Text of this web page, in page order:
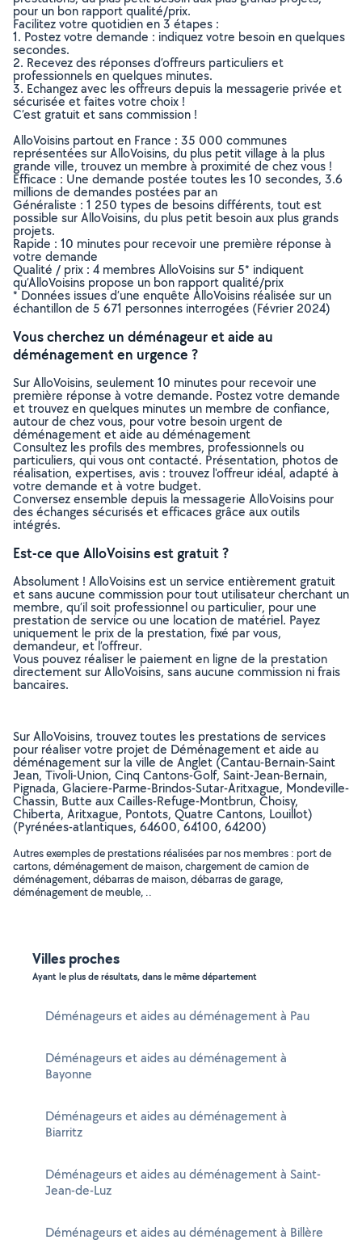
pour un bon rapport qualité/prix.
Facilitez votre quotidien en 3 étapes :
1. Postez votre demande : indiquez votre besoin en quelques
secondes.
2. Recevez des réponses d’offreurs particuliers et
professionnels en quelques minutes.
3. Echangez avec les offreurs depuis la messagerie privée et
sécurisée et faites votre choix !
C’est gratuit et sans commission !
AlloVoisins partout en France : 35 000 communes
représentées sur AlloVoisins, du plus petit village à la plus
grande ville, trouvez un membre à proximité de chez vous !
Efficace : Une demande postée toutes les 10 secondes, 3.6
millions de demandes postées par an
Généraliste : 1 250 types de besoins différents, tout est
possible sur AlloVoisins, du plus petit besoin aux plus grands
projets.
Rapide : 10 minutes pour recevoir une première réponse à
votre demande
Qualité / prix : 4 membres AlloVoisins sur 5* indiquent
qu’AlloVoisins propose un bon rapport qualité/prix
* Données issues d’une enquête AlloVoisins réalisée sur un
échantillon de 5 671 personnes interrogées (Février 2024)
Vous cherchez un déménageur et aide au
déménagement en urgence ?
Sur AlloVoisins, seulement 10 minutes pour recevoir une
première réponse à votre demande. Postez votre demande
et trouvez en quelques minutes un membre de confiance,
autour de chez vous, pour votre besoin urgent de
déménagement et aide au déménagement
Consultez les profils des membres, professionnels ou
particuliers, qui vous ont contacté. Présentation, photos de
réalisation, expertises, avis : trouvez l'offreur idéal, adapté à
votre demande et à votre budget.
Conversez ensemble depuis la messagerie AlloVoisins pour
des échanges sécurisés et efficaces grâce aux outils
intégrés.
Est-ce que AlloVoisins est gratuit ?
Absolument ! AlloVoisins est un service entièrement gratuit
et sans aucune commission pour tout utilisateur cherchant un
membre, qu’il soit professionnel ou particulier, pour une
prestation de service ou une location de matériel. Payez
uniquement le prix de la prestation, fixé par vous,
demandeur, et l’offreur.
Vous pouvez réaliser le paiement en ligne de la prestation
directement sur AlloVoisins, sans aucune commission ni frais
bancaires.
Sur AlloVoisins, trouvez toutes les prestations de services
pour réaliser votre projet de Déménagement et aide au
déménagement sur la ville de Anglet (Cantau-Bernain-Saint
Jean, Tivoli-Union, Cinq Cantons-Golf, Saint-Jean-Bernain,
Pignada, Glaciere-Parme-Brindos-Sutar-Aritxague, Mondeville-
Chassin, Butte aux Cailles-Refuge-Montbrun, Choisy,
Chiberta, Aritxague, Pontots, Quatre Cantons, Louillot)
(Pyrénées-atlantiques, 64600, 64100, 64200)
Autres exemples de prestations réalisées par nos membres : port de
cartons, déménagement de maison, chargement de camion de
déménagement, débarras de maison, débarras de garage,
déménagement de meuble, ..
Villes proches
Ayant le plus de résultats, dans le même département
Déménageurs et aides au déménagement à Pau
Déménageurs et aides au déménagement à
Bayonne
Déménageurs et aides au déménagement à
Biarritz
Déménageurs et aides au déménagement à Saint-
Jean-de-Luz
Déménageurs et aides au déménagement à Billère